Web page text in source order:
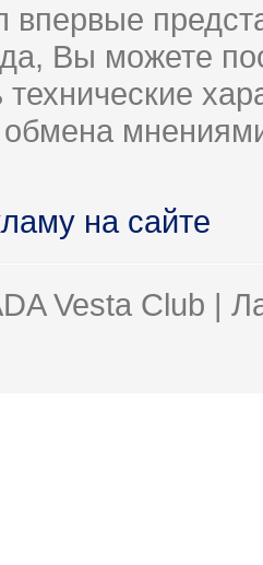
впервые
Вы можете
технические
на сайте
Vesta Club |